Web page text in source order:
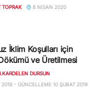
TOPRAK 8 NISAN 2020
İklim Koşulları için
ve Üretilmesi
DURSUN
2018 - GÜNCELLEME 10 ŞUBAT 2019